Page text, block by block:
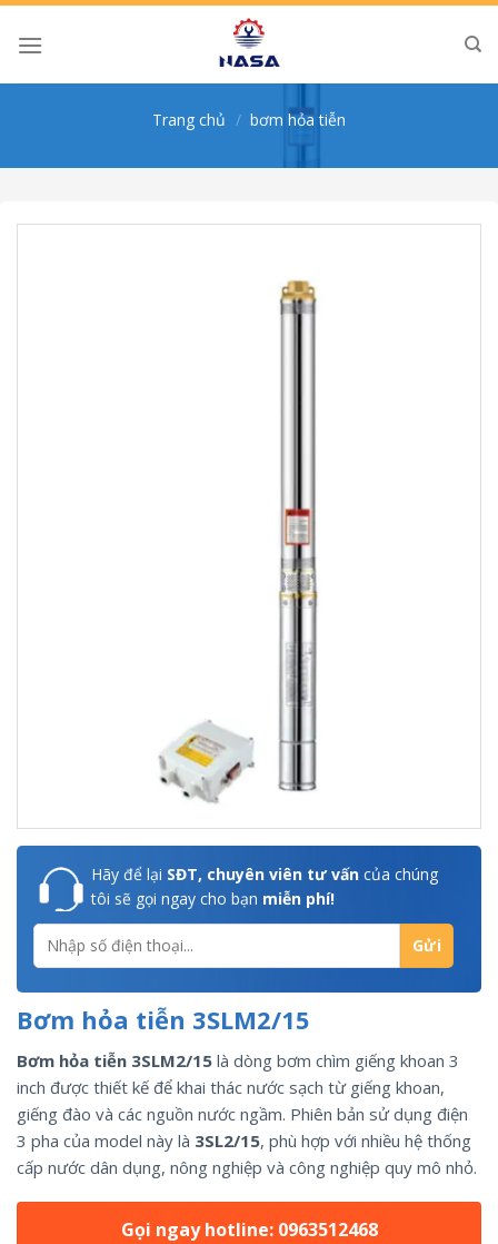
Skip
Trang chủ / bơm hỏa tiễn
Hãy để lại SĐT, chuyên viên tư vấn của chúng
tôi sẽ gọi ngay cho bạn miễn phí!
Bơm hỏa tiễn 3SLM2/15
Bơm hỏa tiễn 3SLM2/15 là dòng bơm chìm giếng khoan 3
inch được thiết kế để khai thác nước sạch từ giếng khoan,
giếng đào và các nguồn nước ngầm. Phiên bản sử dụng điện
3 pha của model này là 3SL2/15, phù hợp với nhiều hệ thống
cấp nước dân dụng, nông nghiệp và công nghiệp quy mô nhỏ.
Gọi ngay hotline: 0963512468